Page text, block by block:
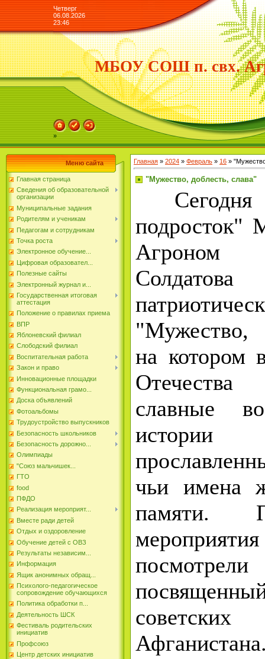
Четверг
06.08.2026
23:46
МБОУ СОШ п. свх.
»
Меню сайта
Главная страница
Сведения об образовательной
организации
Муниципальные задания
Родителям и ученикам
Педагогам и сотрудникам
Точка роста
Электронное обучение...
Цифровая образовател...
Полезные сайты
Электронный журнал и...
Государственная итоговая
аттестация
Положение о правилах приема
ВПР
Яблоневский филиал
Слободский филиал
Воспитательная работа
Закон и право
Инновационные площадки
Функциональная грамо...
Доска объявлений
Фотоальбомы
Трудоустройство выпускников
Безопасность школьников
Безопасность дорожно...
Олимпиады
"Союз мальчишек...
ГТО
food
ПФДО
Реализация мероприят...
Вместе ради детей
Отдых и оздоровление
Обучение детей с ОВЗ
Результаты независим...
Информация
Ящик анонимных обращ...
Психолого-педагогическое
сопровождение обучающихся
Политика обработки п...
Деятельность ШСК
Фестиваль родительских
инициатив
Профсоюз
Центр детских инициатив
Главная » 2024 » Февраль » 16 »
"Мужество, доблесть, слава"
Сегодня
Агроном
"Мужество,
на котором
славные
чьи имена
памяти.